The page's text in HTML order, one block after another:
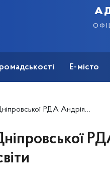
Е-місто
Андрія Паладія з Днем працівників освіти